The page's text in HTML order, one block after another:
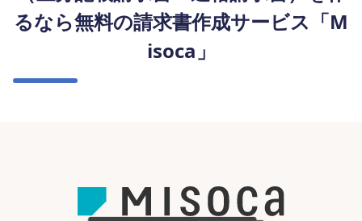
るなら無料の請求書作成サービス「M
isoca」